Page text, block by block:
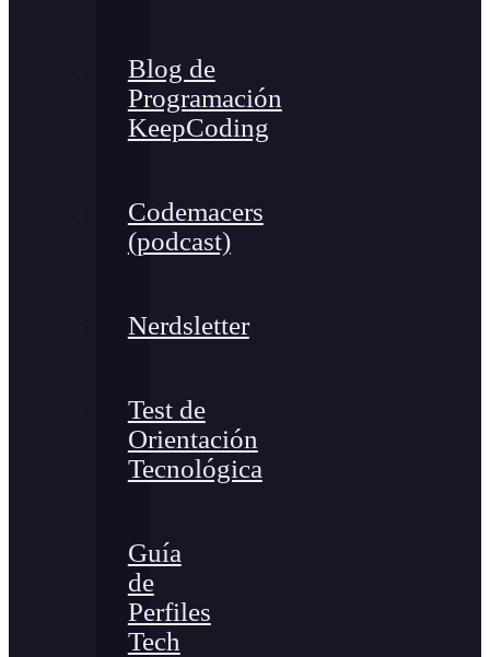
Blog de
Programación
KeepCoding
Codemacers
(podcast)
Nerdsletter
Test de
Orientación
Tecnológica
Guía
de
Perfiles
Tech